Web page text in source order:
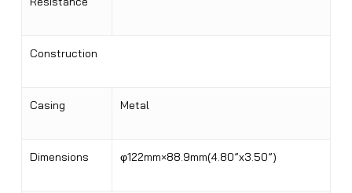
Construction
Casing Metal
Dimensions φ122mm×88.9mm(4.80”x3.50”)